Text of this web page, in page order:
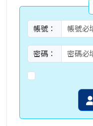
帳號：
密碼：